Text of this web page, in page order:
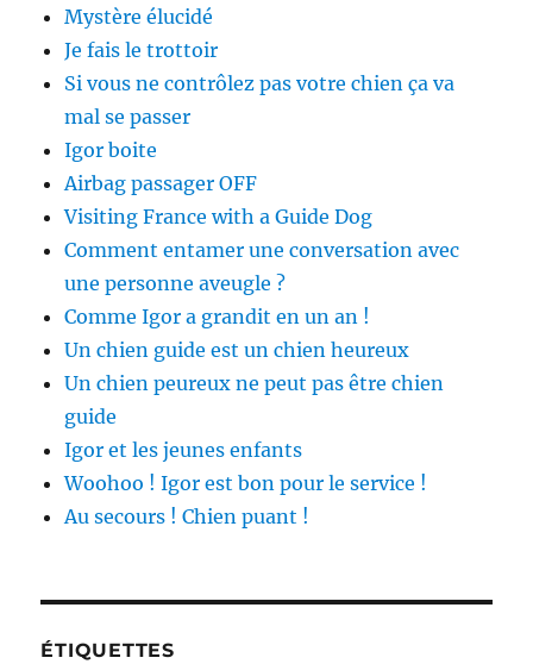
Mystère élucidé
Je fais le trottoir
Si vous ne contrôlez pas votre chien ça va
mal se passer
Igor boite
Airbag passager OFF
Visiting France with a Guide Dog
Comment entamer une conversation avec
une personne aveugle ?
Comme Igor a grandit en un an !
Un chien guide est un chien heureux
Un chien peureux ne peut pas être chien
guide
Igor et les jeunes enfants
Woohoo ! Igor est bon pour le service !
Au secours ! Chien puant !
ÉTIQUETTES